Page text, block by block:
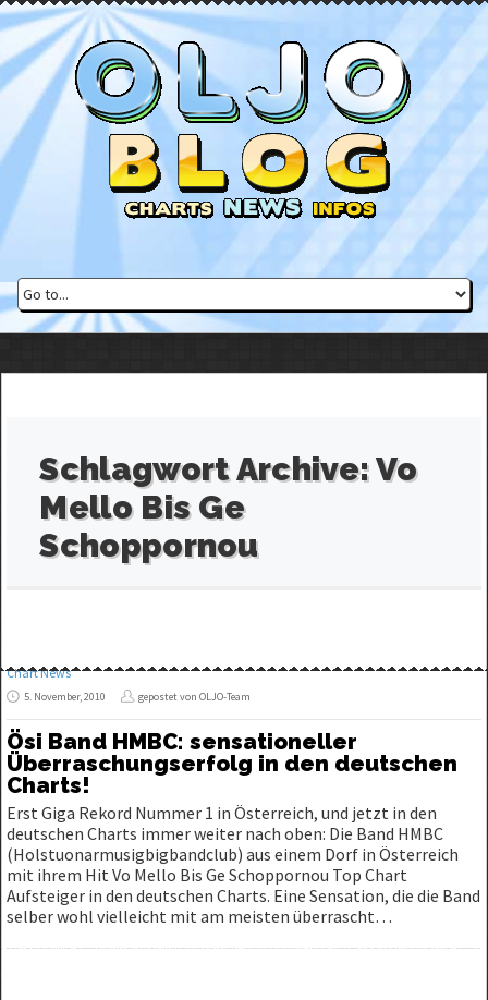
Schlagwort Archive:Vo
Mello Bis Ge
Schoppornou
Chart News
5. November, 2010 gepostet von OLJO-Team
Ösi Band HMBC: sensationeller
Überraschungserfolg in den deutschen
Charts!
Erst Giga Rekord Nummer 1 in Österreich, und jetzt in den
deutschen Charts immer weiter nach oben: Die Band HMBC
(Holstuonarmusigbigbandclub) aus einem Dorf in Österreich
mit ihrem Hit Vo Mello Bis Ge Schoppornou Top Chart
Aufsteiger in den deutschen Charts. Eine Sensation, die die Band
selber wohl vielleicht mit am meisten überrascht…